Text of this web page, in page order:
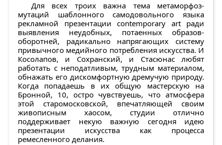
Для всех троих важна тема метаморфоз-
мутаций шаблонного самодовольного языка
рекламной презентации contemporary art ради
выявления неудобных, потаенных образов-
оборотней, радикально напрягающих систему
привычного медийного потребления искусства. И
Косолапов, и Сохранский, и Стасюнас любят
работать с неподатливым, трудным материалом,
обнажать его дискомфортную дремучую природу.
Когда попадаешь в их общую мастерскую на
Бронной, 10, остро чувствуешь, что атмосфера
этой старомосковской, впечатляющей своим
живописным хаосом, студии отлично
поддерживает некую важную сегодня идею
презентации искусства как процесса
ремесленного делания.